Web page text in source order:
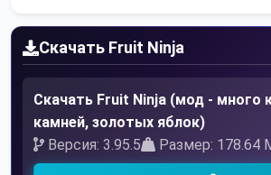
Скачать Fruit Ninja
Скачать Fruit Ninja (мод - много
камней, золотых яблок)
Версия: 3.95.5
Размер: 178.64